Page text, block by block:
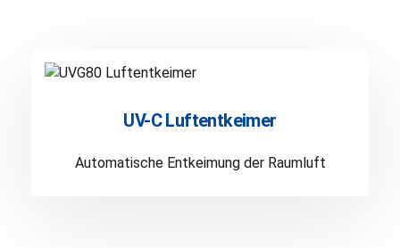
UV-C Luftentkeimer
Automatische Entkeimung der Raumluft